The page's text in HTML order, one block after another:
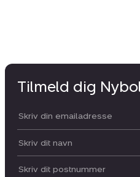
Tilmeld dig
Din email:
Dit navn:
Postnummer